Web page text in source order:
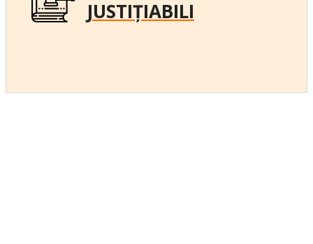
JUSTIȚIABILI